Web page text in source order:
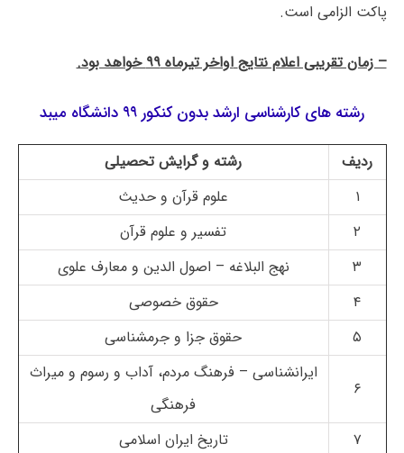
پاکت الزامی است.
– زمان تقریبی اعلام نتایج اواخر تیرماه ۹۹ خواهد بود.
رشته های کارشناسی ارشد بدون کنکور ۹۹ دانشگاه میبد
ردیف
رشته و گرایش تحصیلی
۱
علوم قرآن و حدیث
۲
تفسیر و علوم قرآن
۳
نهج البلاغه – اصول الدین و معارف علوی
۴
حقوق خصوصی
۵
حقوق جزا و جرمشناسی
۶
ایرانشناسی – فرهنگ مردم، آداب و رسوم و میراث
فرهنگی
۷
تاریخ ایران اسلامی